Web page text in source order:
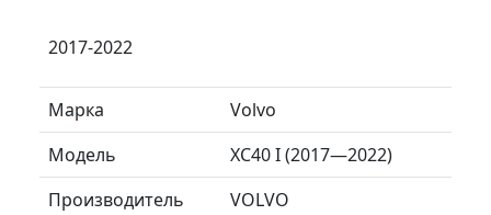
2017-2022
Марка
Volvo
Модель
XC40 I (2017—2022)
Производитель
VOLVO